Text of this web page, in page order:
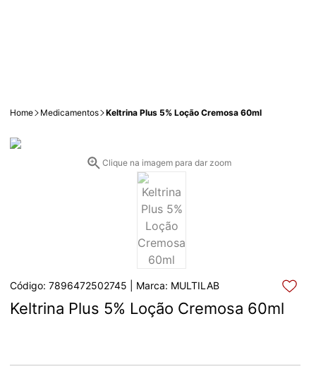
Home Medicamentos Keltrina Plus 5% Loção Cremosa 60ml
Clique na imagem para dar zoom
Código: 7896472502745 | Marca: MULTILAB
Keltrina Plus 5% Loção Cremosa 60ml